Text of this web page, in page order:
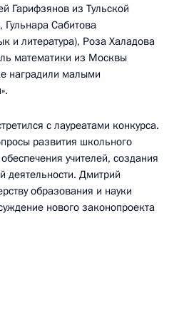
Гарифзянов из Тульской
Гульнара Сабитова
и литература), Роза Халадова
математики из Москвы
наградили малыми
с лауреатами конкурса.
развития школьного
учителей, создания
деятельности. Дмитрий
образования и науки
нового законопроекта